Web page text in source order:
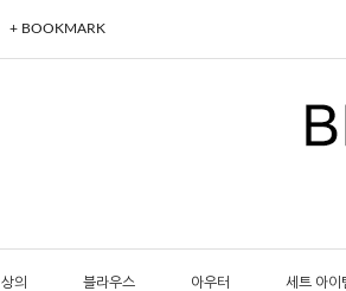
+ BOOKMARK
상의 블라우스 아우터 세트 아이